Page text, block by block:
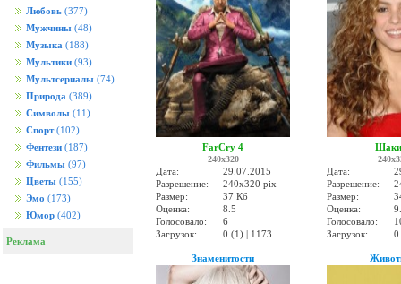
Любовь (377)
Мужчины (48)
Музыка (188)
Мультики (93)
Мультсериалы (74)
Природа (389)
Символы (11)
Спорт (102)
Фентези (187)
Фильмы (97)
Цветы (155)
Эмо (173)
Юмор (402)
Реклама
FarCry 4
240x320
Дата:
29.07.2015
Разрешение:
240x320 pix
Размер:
37 Кб
Оценка:
8.5
Голосовало:
6
Загрузок:
0 (1) | 1173
Дата:
Разрешение:
Размер:
Оценка:
Голосовало:
Загрузок:
0
Знаменитости